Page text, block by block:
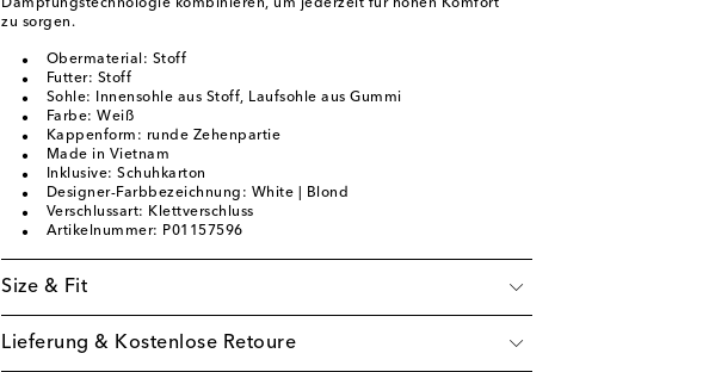
Dämpfungstechnologie kombinieren, um jederzeit für hohen Komfort
zu sorgen.
Obermaterial: Stoff
Futter: Stoff
Sohle: Innensohle aus Stoff, Laufsohle aus Gummi
Farbe: Weiß
Kappenform: runde Zehenpartie
Made in Vietnam
Inklusive: Schuhkarton
Designer-Farbbezeichnung: White | Blond
Verschlussart: Klettverschluss
Artikelnummer: P01157596
Size & Fit
Lieferung & Kostenlose Retoure